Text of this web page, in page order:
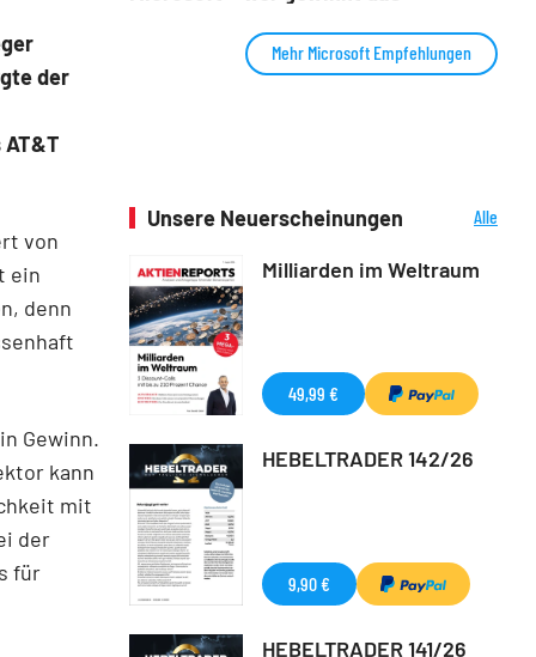
der
von
ein
denn
Gewinn.
kann
mit
der
für
Mehr Microsoft Empfehlungen
Unsere Neuerscheinungen
Alle
Milliarden im Weltraum
49,99 €
HEBELTRADER 142/26
9,90 €
HEBELTRADER 141/26